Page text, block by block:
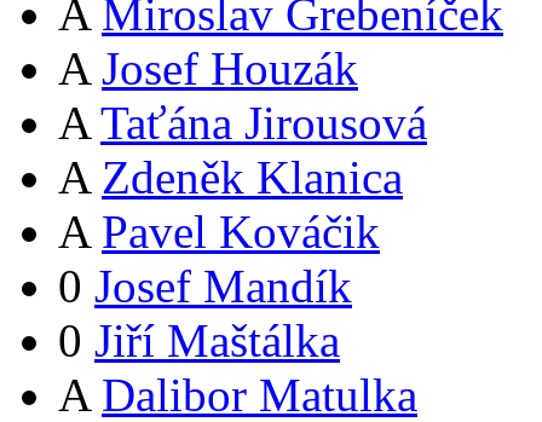
A Miroslav Grebeníček
A Josef Houzák
A Taťána Jirousová
A Zdeněk Klanica
A Pavel Kováčik
0 Josef Mandík
0 Jiří Maštálka
A Dalibor Matulka